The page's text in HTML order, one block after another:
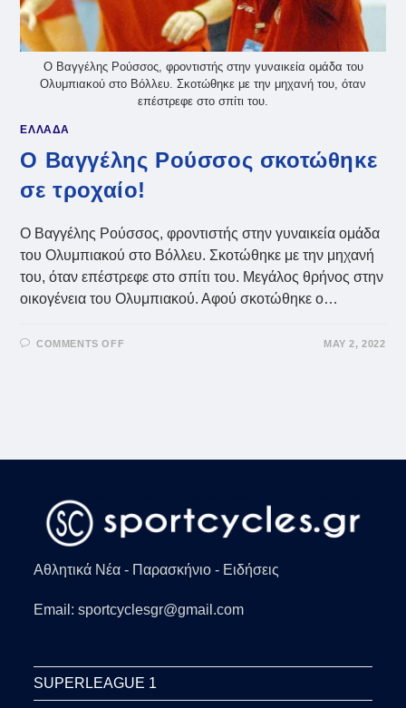
Ο Βαγγέλης Ρούσσος, φροντιστής στην γυναικεία ομάδα του
Ολυμπιακού στο Βόλλευ. Σκοτώθηκε με την μηχανή του, όταν
επέστρεφε στο σπίτι του.
ΕΛΛΑΔΑ
Ο Βαγγέλης Ρούσσος σκοτώθηκε
σε τροχαίο!
Ο Βαγγέλης Ρούσσος, φροντιστής στην γυναικεία ομάδα
του Ολυμπιακού στο Βόλλευ. Σκοτώθηκε με την μηχανή
του, όταν επέστρεφε στο σπίτι του. Μεγάλος θρήνος στην
οικογένεια του Ολυμπιακού. Αφού σκοτώθηκε ο…
COMMENTS OFF MAY 2, 2022
Αθλητικά Νέα - Παρασκήνιο - Ειδήσεις
Email: sportcyclesgr@gmail.com
SUPERLEAGUE 1